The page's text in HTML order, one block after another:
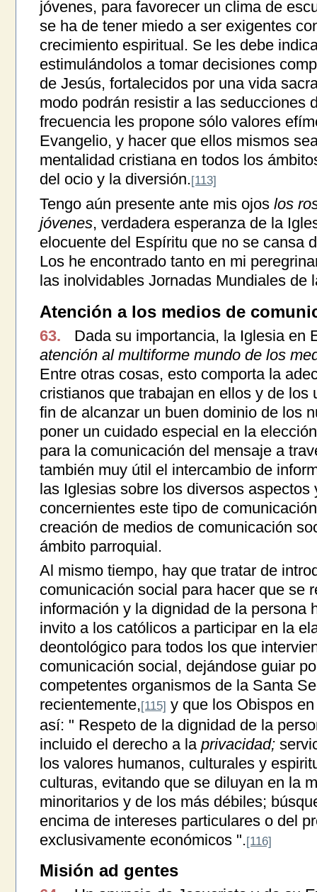
jóvenes, para favorecer un clima de
se ha de tener miedo a ser exigentes
crecimiento espiritual. Se les debe
estimulándolos a tomar decisiones
de Jesús, fortalecidos por una vida
modo podrán resistir a las seducciones
frecuencia les propone sólo valores
Evangelio, y hacer que ellos mismos
mentalidad cristiana en todos los
del ocio y la diversión.[113]
Tengo aún presente ante mis ojos los
jóvenes, verdadera esperanza de la
elocuente del Espíritu que no se cansa
Los he encontrado tanto en mi
las inolvidables Jornadas Mundiales de
Atención a los medios de
63.
Dada su importancia, la Iglesia en
atención al multiforme mundo de los
Entre otras cosas, esto comporta la
cristianos que trabajan en ellos y de los
fin de alcanzar un buen dominio de los
poner un cuidado especial en la
para la comunicación del mensaje a
también muy útil el intercambio de
las Iglesias sobre los diversos aspectos
concernientes este tipo de
creación de medios de comunicación
ámbito parroquial.
Al mismo tiempo, hay que tratar de
comunicación social para hacer que se
información y la dignidad de la persona
invito a los católicos a participar en la
deontológico para todos los que
comunicación social, dejándose guiar
competentes organismos de la Santa
recientemente,[115] y que los Obispos
así: " Respeto de la dignidad de la
incluido el derecho a la privacidad;
los valores humanos, culturales y
culturas, evitando que se diluyan en la
minoritarios y de los más débiles;
encima de intereses particulares o del
exclusivamente económicos ".[116]
Misión ad gentes